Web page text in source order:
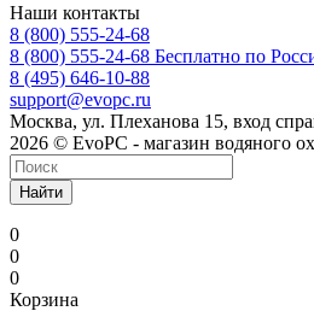
Наши контакты
8 (800) 555-24-68
8 (800) 555-24-68 Бесплатно по
8 (495) 646-10-88
support@evopc.ru
Москва, ул. Плеханова 15, вход
2026 © EvoPC - магазин водяного
Найти
0
0
0
Корзина